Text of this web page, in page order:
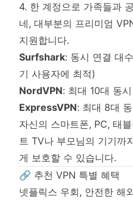
4. 한 계정으로 가족들과
네, 대부분의 프리미엄
지원합니다.
Surfshark: 동시 연결 대수
기 사용자에 최적)
NordVPN: 최대 10대 동
ExpressVPN: 최대 8대
자신의 스마트폰, PC, 태
트 TV나 부모님의 기기까
게 보호할 수 있습니다.
🔗 추천 VPN 특별 혜택
넷플릭스 우회, 안전한 해